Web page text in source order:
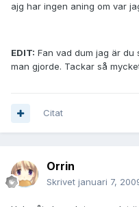
ajg har ingen aning om var
EDIT: Fan vad dum jag är
man gjorde. Tackar så
Citat
Orrin
Skrivet januari 7,